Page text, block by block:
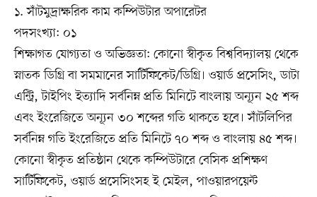
১. সাঁটমুদ্রাক্ষরিক কাম কম্পিউটার অপারেটর
পদসংখ্যা: ০১
শিক্ষাগত যোগ্যতা ও অভিজ্ঞতা: কোনো স্বীকৃত বিশ্ববিদ্যালয় থেকে
স্নাতক ডিগ্রি বা সমমানের সার্টিফিকেট/ডিগ্রি। ওয়ার্ড প্রসেসিং, ডাটা
এন্ট্রি, টাইপিং ইত্যাদি সর্বনিম্ন প্রতি মিনিটে বাংলায় অন্যূন ২৫ শব্দ
এবং ইংরেজিতে অন্যূন ৩০ শব্দের গতি থাকতে হবে। সাঁটলিপির
সর্বনিম্ন গতি ইংরেজিতে প্রতি মিনিটে ৭০ শব্দ ও বাংলায় ৪৫ শব্দ।
কোনো স্বীকৃত প্রতিষ্ঠান থেকে কম্পিউটারে বেসিক প্রশিক্ষণ
সার্টিফিকেট, ওয়ার্ড প্রসেসিংসহ ই মেইল, পাওয়ারপয়েন্ট